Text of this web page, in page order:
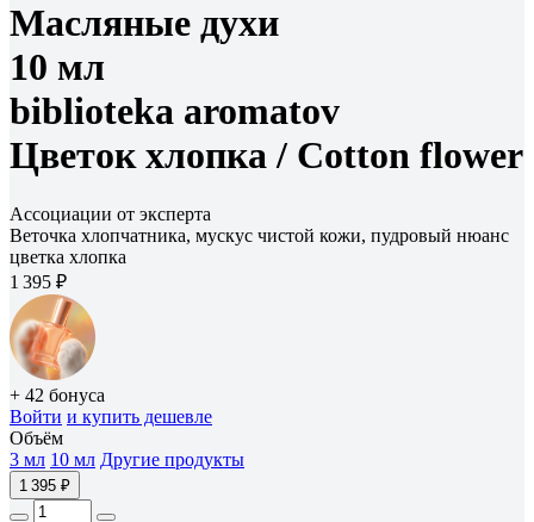
Масляные духи
10 мл
biblioteka aromatov
Цветок хлопка / Cotton flower
Ассоциации от эксперта
Веточка хлопчатника, мускус чистой кожи, пудровый нюанс
цветка хлопка
1 395 ₽
+ 42 бонуса
Войти и купить дешевле
Объём
3 мл 10 мл Другие продукты
1 395 ₽